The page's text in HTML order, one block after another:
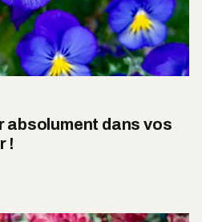
absolument dans vos
!